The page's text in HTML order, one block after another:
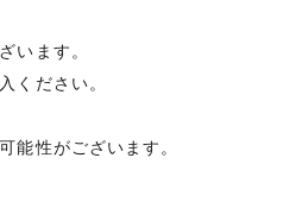
います。
ください。
能性がございます。